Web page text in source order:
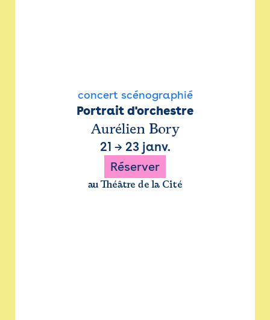
concert scénographié
Portrait d'orchestre
Aurélien Bory
21 → 23 janv.
Réserver
au Théâtre de la Cité